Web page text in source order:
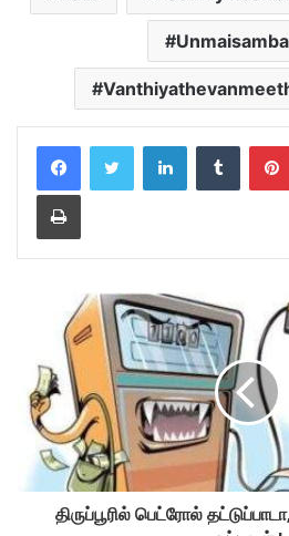
LinkedInTumblr
Print
திருப்பூரில் பெட்ரோல்